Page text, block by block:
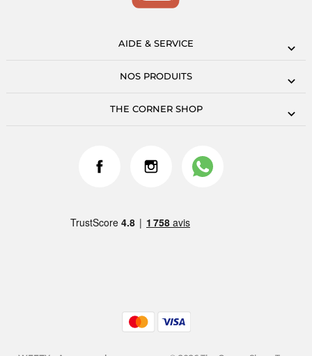
AIDE & SERVICE
NOS PRODUITS
THE CORNER SHOP